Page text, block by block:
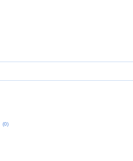
(0)